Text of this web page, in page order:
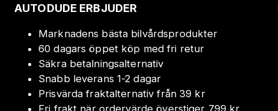
AUTODUDE ERBJUDER
Marknadens bästa bilvårdsprodukter
60 dagars öppet köp med fri retur
Säkra betalningsalternativ
Snabb leverans 1-2 dagar
Prisvärda fraktalternativ från 39 kr
Fri frakt när ordervärde överstiger 799 kr